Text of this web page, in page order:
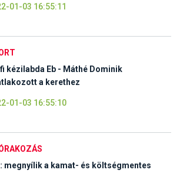
01-03 16:55:11
kézilabda Eb - Máthé Dominik
a kerethez
01-03 16:55:10
megnyílik a kamat- és költségmentes